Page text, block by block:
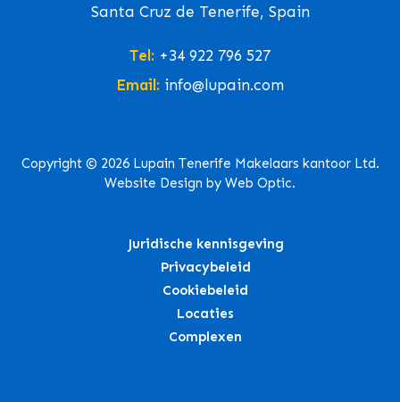
Santa Cruz de Tenerife, Spain
Tel: +34 922 796 527
Email: info@lupain.com
Copyright © 2026 Lupain Tenerife Makelaars kantoor Ltd.
Website Design by Web Optic.
Juridische kennisgeving
Privacybeleid
Cookiebeleid
Locaties
Complexen